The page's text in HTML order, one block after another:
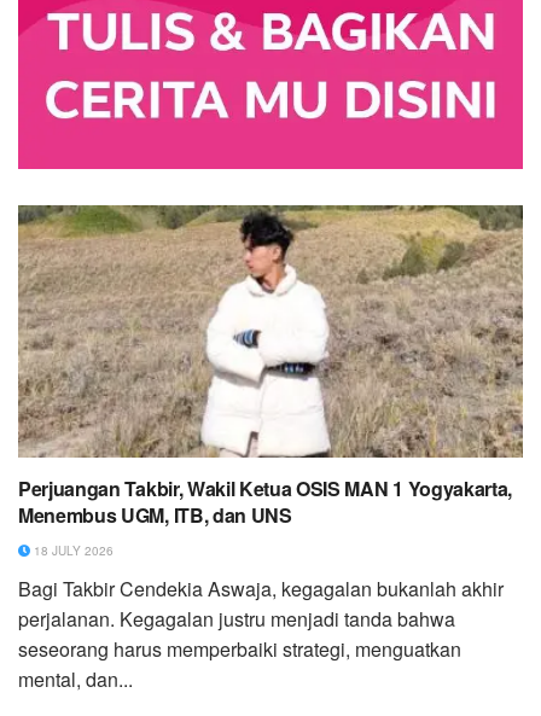
Perjuangan Takbir, Wakil Ketua OSIS MAN 1 Yogyakarta,
Menembus UGM, ITB, dan UNS
18 JULY 2026
Bagi Takbir Cendekia Aswaja, kegagalan bukanlah akhir
perjalanan. Kegagalan justru menjadi tanda bahwa
seseorang harus memperbaiki strategi, menguatkan
mental, dan...